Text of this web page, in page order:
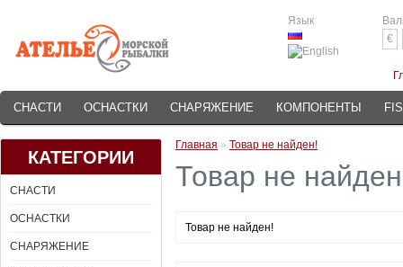
Язык
€
СНАСТИ ОСНАСТКИ СНАРЯЖЕНИЕ КОМПОНЕНТЫ
КАТЕГОРИИ
СНАСТИ
ОСНАСТКИ
СНАРЯЖЕНИЕ
Главная » Товар не найден!
Товар не
Товар не найден!